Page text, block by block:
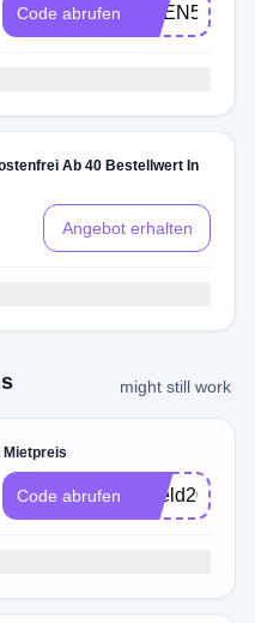
Code abrufen AREN50
Ab 40 Bestellwert In
Angebot erhalten
might still work
Mietpreis
Code abrufen ssfeld20